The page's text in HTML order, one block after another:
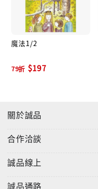
魔法1/2
79折 $197
關於誠品
合作洽談
誠品線上
誠品通路